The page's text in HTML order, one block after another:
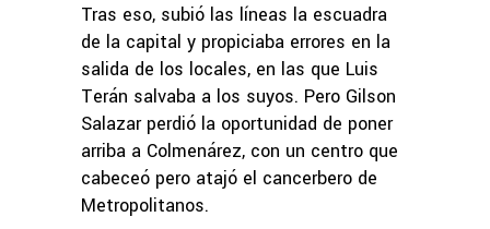
Tras eso, subió las líneas la escuadra
de la capital y propiciaba errores en la
salida de los locales, en las que Luis
Terán salvaba a los suyos. Pero Gilson
Salazar perdió la oportunidad de poner
arriba a Colmenárez, con un centro que
cabeceó pero atajó el cancerbero de
Metropolitanos.